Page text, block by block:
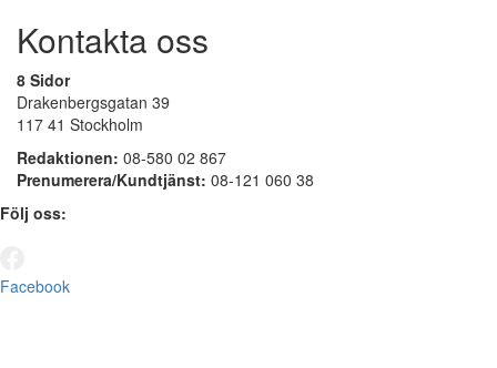
Kontakta oss
8 Sidor
Drakenbergsgatan 39
117 41 Stockholm
Redaktionen: 08-580 02 867
Prenumerera/Kundtjänst: 08-121 060 38
Följ oss:
Facebook